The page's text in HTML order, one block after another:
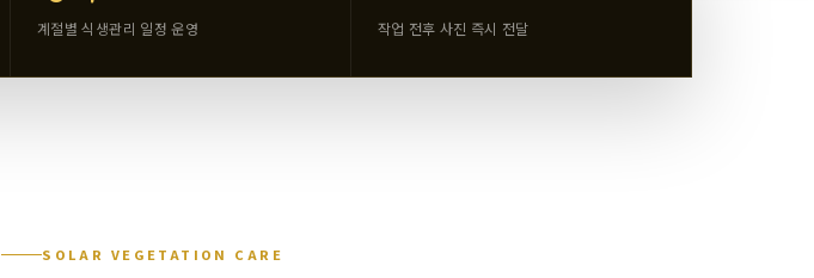
계절별 식생관리 일정 운영 작업 전후 사진 즉시 전달
SOLAR VEGETATION CARE